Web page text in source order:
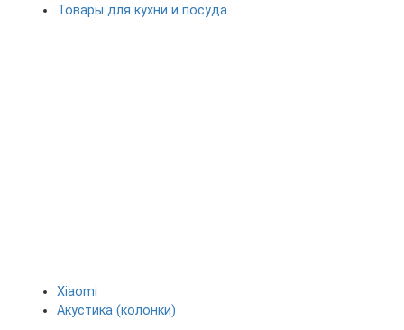
Товары для кухни и посуда
Xiaomi
Акустика (колонки)